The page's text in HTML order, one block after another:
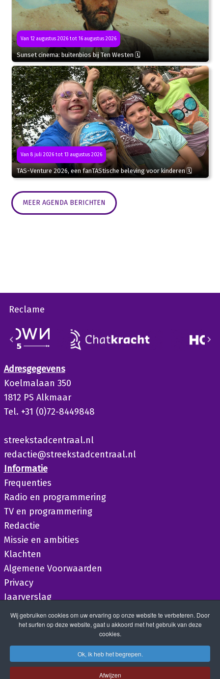
Van 12 augustus 2026 tot 16 augustus 2026
Sunset cinema: buitenbios bij Ten Westen 🗓
Van 8 juli 2026 tot 13 augustus 2026
TAS-Venture 2026, een fanTAStische beleving voor kinderen 🗓
MEER AGENDA BERICHTEN
Reclame
Adresgegevens
Koelmalaan 350
1812 PS Alkmaar
Tel. +31 (0)72-8449848
streekstadcentraal.nl
redactie@streekstadcentraal.nl
Informatie
Frequenties
Radio en programmering
TV en programmering
Redactie
Missie en ambities
Klachten
Algemene Voorwaarden
Privacy
Jaarverslag
Wij gebruiken cookies om uw ervaring op onze website te verbeteren. Door
het surfen op deze website, gaat u akkoord met het gebruik van deze
cookies.
Ok, ik heb het begrepen.
Afwijzen